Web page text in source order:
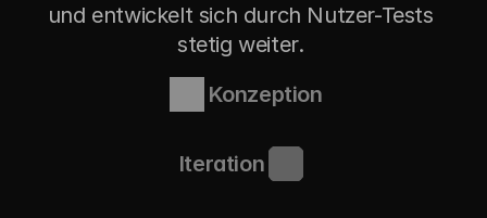
und entwickelt sich durch Nutzer-Tests
stetig weiter.
Konzeption
Iteration